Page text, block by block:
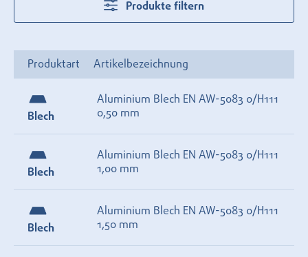
Produkte filtern
Produktart Artikelbezeichnung
Blech
Aluminium Blech EN AW-5083 0/H111
0,50 mm
Blech
Aluminium Blech EN AW-5083 0/H111
1,00 mm
Blech
Aluminium Blech EN AW-5083 0/H111
1,50 mm